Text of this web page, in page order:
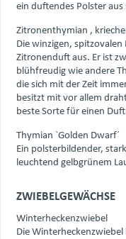
ein duftendes Polster
Zitronenthymian ,
Die winzigen,
Zitronenduft aus. Er ist
blühfreudig wie andere
die sich mit der Zeit
besitzt mit vor allem
beste Sorte für einen
Thymian `Golden Dwarf´
Ein polsterbildender,
leuchtend gelbgrünem
ZWIEBELGEWÄCHSE
Winterheckenzwiebel
Die